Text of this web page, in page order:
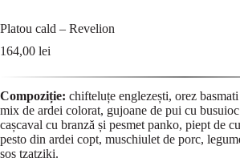
Platou cald – Revelion
164,00 lei
Compoziție: chifteluțe englezești, orez
mix de ardei colorat, gujoane de pui cu
cașcaval cu branză și pesmet panko, piept de
pesto din ardei copt, muschiulet de porc,
sos tzatziki.